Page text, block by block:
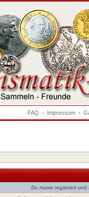
FAQ - Impressum -
Du musst registriert